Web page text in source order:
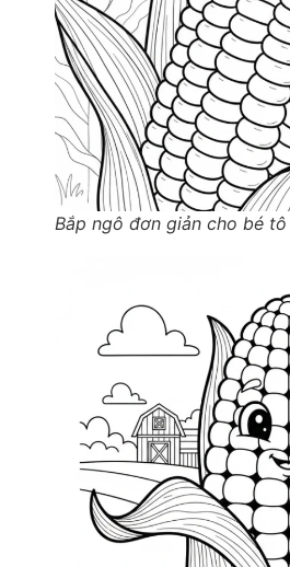
Bắp ngô đơn giản cho bé